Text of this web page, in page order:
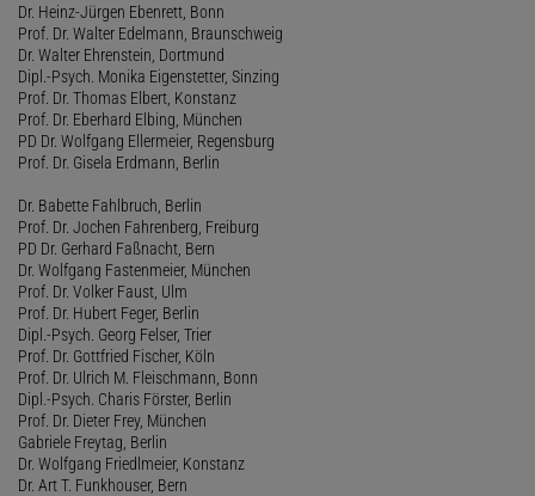
Dr. Heinz-Jürgen Ebenrett, Bonn
Prof. Dr. Walter Edelmann, Braunschweig
Dr. Walter Ehrenstein, Dortmund
Dipl.-Psych. Monika Eigenstetter, Sinzing
Prof. Dr. Thomas Elbert, Konstanz
Prof. Dr. Eberhard Elbing, München
PD Dr. Wolfgang Ellermeier, Regensburg
Prof. Dr. Gisela Erdmann, Berlin
Dr. Babette Fahlbruch, Berlin
Prof. Dr. Jochen Fahrenberg, Freiburg
PD Dr. Gerhard Faßnacht, Bern
Dr. Wolfgang Fastenmeier, München
Prof. Dr. Volker Faust, Ulm
Prof. Dr. Hubert Feger, Berlin
Dipl.-Psych. Georg Felser, Trier
Prof. Dr. Gottfried Fischer, Köln
Prof. Dr. Ulrich M. Fleischmann, Bonn
Dipl.-Psych. Charis Förster, Berlin
Prof. Dr. Dieter Frey, München
Gabriele Freytag, Berlin
Dr. Wolfgang Friedlmeier, Konstanz
Dr. Art T. Funkhouser, Bern